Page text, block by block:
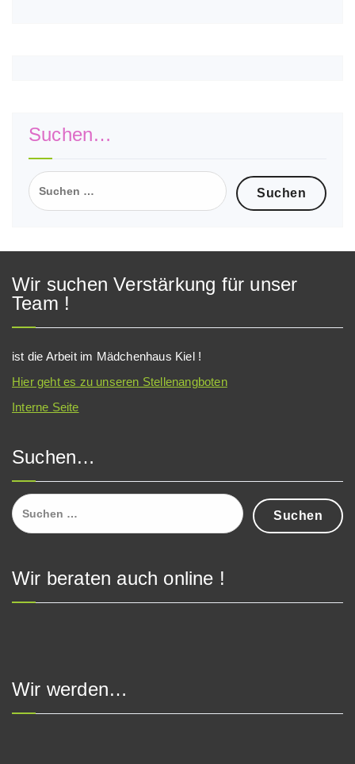
Suchen…
Suchen
nach:
Wir suchen Verstärkung für unser
Team !
ist die Arbeit im Mädchenhaus Kiel !
Hier geht es zu unseren Stellenangboten
Interne Seite
Suchen…
Suchen
nach:
Wir beraten auch online !
Wir werden…